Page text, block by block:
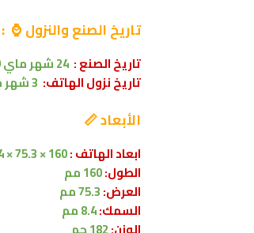
تاريخ الصنع والنزول ⌚ :
تاريخ الصنع :
تاريخ نزول الهاتف:
الأبعاد 📏
ابعاد الهاتف :160 × 75.3 × 8.4 ملم
الطول:160مم
العرض:
السمك:8.4 مم